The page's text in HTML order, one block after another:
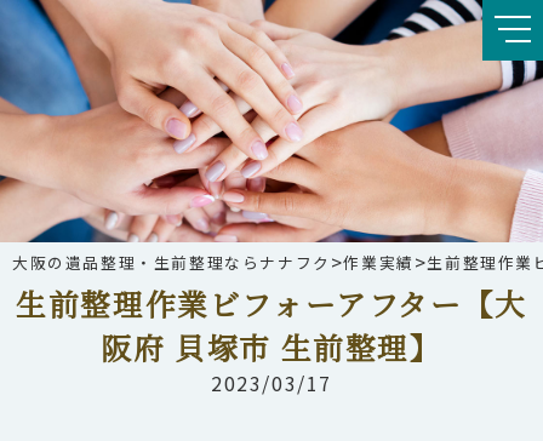
大阪の遺品整理・生前整理ならナナフク >作業実績 >生前整理作業
生前整理作業ビフォーアフター【大
阪府 貝塚市 生前整理】
2023/03/17